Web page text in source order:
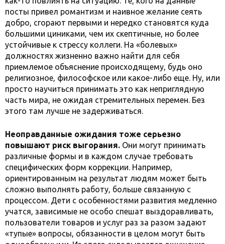
посты привел романтизм и наивное желание сеять
добро, сгорают первыми и нередко становятся куда
большими циниками, чем их скептичные, но более
устойчивые к стрессу коллеги. На «болевых»
должностях жизненно важно найти для себя
приемлемое объяснение происходящему, будь оно
религиозное, философское или какое-либо еще. Ну, или
просто научиться принимать это как неприглядную
часть мира, не ожидая стремительных перемен. Без
этого там лучше не задерживаться.
Неоправданные ожидания тоже серьезно
повышают риск выгорания. Они могут принимать
различные формы и в каждом случае требовать
специфических форм коррекции. Например,
ориентированным на результат людям может быть
сложно выполнять работу, больше связанную с
процессом. Дети с особенностями развития медленно
учатся, зависимые не особо спешат выздоравливать,
пользователи товаров и услуг раз за разом задают
«тупые» вопросы, обязанности в целом могут быть